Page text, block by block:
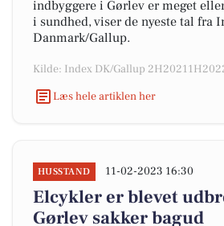
indbyggere i Gørlev er meget
i sundhed, viser de nyeste tal fra
Danmark/Gallup.
Kilde: Index DK/Gallup
Læs hele artiklen her
HUSSTAND 11-02-2023 16:30
Elcykler er blevet
Gørlev sakker bagud